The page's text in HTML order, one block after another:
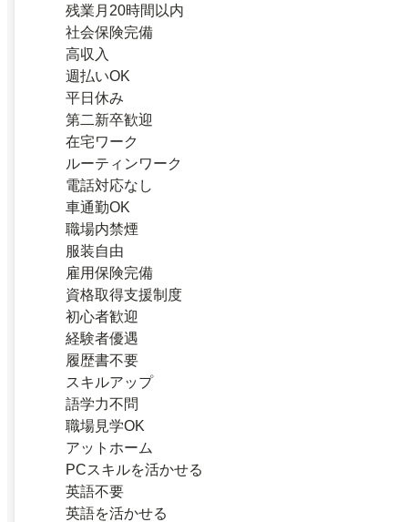
残業月20時間以内
社会保険完備
高収入
週払いOK
平日休み
第二新卒歓迎
在宅ワーク
ルーティンワーク
電話対応なし
車通勤OK
職場内禁煙
服装自由
雇用保険完備
資格取得支援制度
初心者歓迎
経験者優遇
履歴書不要
スキルアップ
語学力不問
職場見学OK
アットホーム
PCスキルを活かせる
英語不要
英語を活かせる